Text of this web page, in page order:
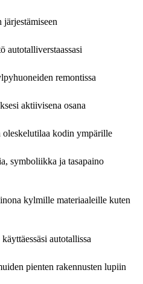
autotalliverstaassasi
remontissa
aktiivisena osana
kodin ympärille
symboliikka ja tasapaino
kylmille materiaaleille kuten
autotallissa
pienten rakennusten lupiin